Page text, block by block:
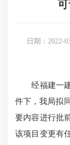
日期：2022-
经福建一建
件下，我局拟
要内容进行批
该项目变更有